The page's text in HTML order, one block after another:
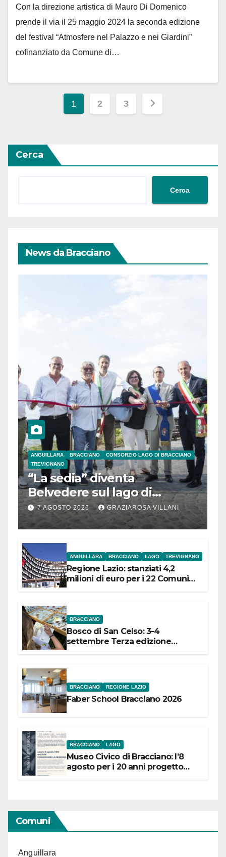
Con la direzione artistica di Mauro Di Domenico
prende il via il 25 maggio 2024 la seconda edizione
del festival “Atmosfere nel Palazzo e nei Giardini”
cofinanziato da Comune di…
Paginazione
1 2 3
Cerca
Cerca
News da Bracciano
ANGUILLARA BRACCIANO
CONSORZIO LAGO DI BRACCIANO
TREVIGNANO
“La sedia” diventa
Belvedere sul lago di
Bracciano: ieri
l’inaugurazione
7 AGOSTO 2026 GRAZIAROSA VILLANI
ANGUILLARA BRACCIANO LAGO TREVIGNANO
Regione Lazio: stanziati 4,2
milioni di euro per i 22 Comuni
BRACCIANO
Bosco di San Celso: 3-4
settembre Terza edizione
BRACCIANO REGIONE LAZIO
Faber School Bracciano 2026
BRACCIANO LAGO
Museo Civico di Bracciano: l’8
agosto per i 20 anni progetto
Comuni
Anguillara